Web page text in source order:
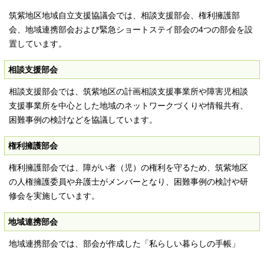
筑紫地区地域自立支援協議会では、相談支援部会、権利擁護部
会、地域連携部会および緊急ショートステイ部会の4つの部会を設
置しています。
相談支援部会
相談支援部会では、筑紫地区の計画相談支援事業所や障害児相談
支援事業所を中心とした地域のネットワークづくりや情報共有、
困難事例の検討などを協議しています。
権利擁護部会
権利擁護部会では、障がい者（児）の権利を守るため、筑紫地区
の人権擁護委員や弁護士がメンバーとなり、困難事例の検討や研
修会を実施しています。
地域連携部会
地域連携部会では、部会が作成した「私らしい暮らしの手帳」